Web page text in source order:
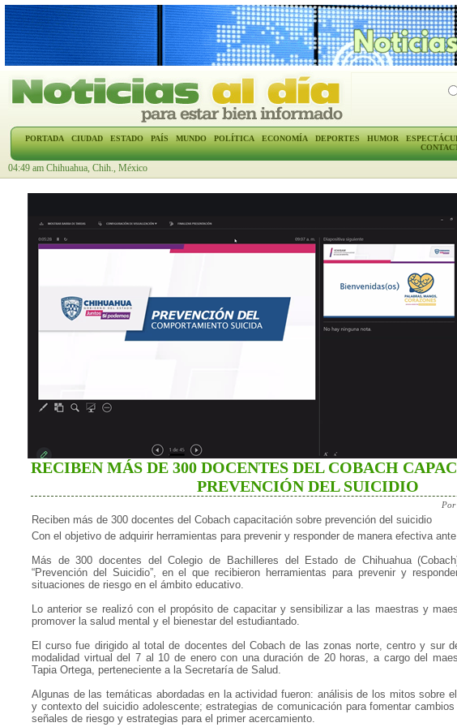
PORTADA CIUDAD ESTADO PAÍS MUNDO POLÍTICA ECONOMÍA DEPORTES HUMOR
04:49 am Chihuahua, Chih., México
RECIBEN MÁS DE 300 DOCENTES DEL COBACH
PREVENCIÓN DEL SUICIDIO
Reciben más de 300 docentes del Cobach capacitación sobre prevención del suicidio
Con el objetivo de adquirir herramientas para prevenir y responder de manera efectiva
Más de 300 docentes del Colegio de Bachilleres del Estado de Chihuahua
“Prevención del Suicidio”, en el que recibieron herramientas para prevenir y
situaciones de riesgo en el ámbito educativo.
Lo anterior se realizó con el propósito de capacitar y sensibilizar a las maestras y
promover la salud mental y el bienestar del estudiantado.
El curso fue dirigido al total de docentes del Cobach de las zonas norte, centro y sur
modalidad virtual del 7 al 10 de enero con una duración de 20 horas, a cargo del
Tapia Ortega, perteneciente a la Secretaría de Salud.
Algunas de las temáticas abordadas en la actividad fueron: análisis de los mitos sobre
y contexto del suicidio adolescente; estrategias de comunicación para fomentar
señales de riesgo y estrategias para el primer acercamiento.